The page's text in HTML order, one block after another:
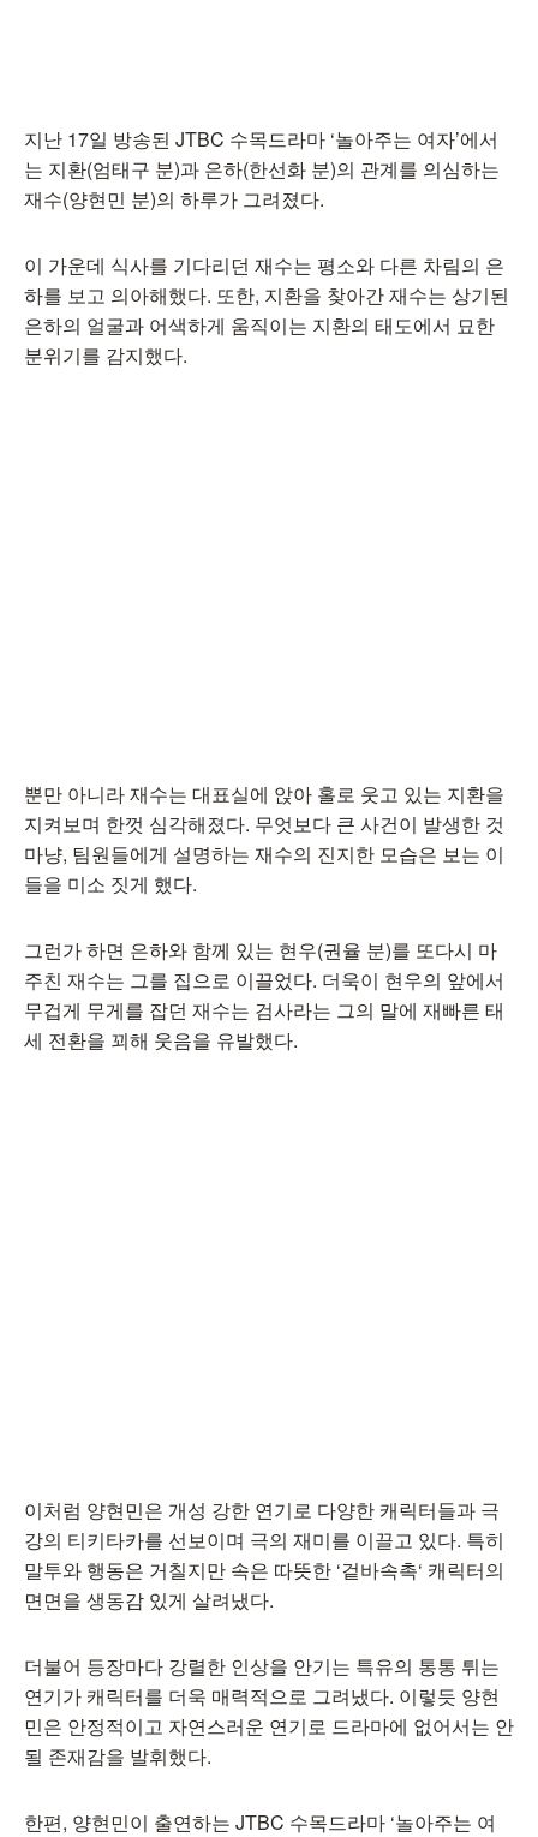
지난 17일 방송된 JTBC 수목드라마 ‘놀아주는 여자’에서
는 지환(엄태구 분)과 은하(한선화 분)의 관계를 의심하는
재수(양현민 분)의 하루가 그려졌다.
이 가운데 식사를 기다리던 재수는 평소와 다른 차림의 은
하를 보고 의아해했다. 또한, 지환을 찾아간 재수는 상기된
은하의 얼굴과 어색하게 움직이는 지환의 태도에서 묘한
분위기를 감지했다.
뿐만 아니라 재수는 대표실에 앉아 홀로 웃고 있는 지환을
지켜보며 한껏 심각해졌다. 무엇보다 큰 사건이 발생한 것
마냥, 팀원들에게 설명하는 재수의 진지한 모습은 보는 이
들을 미소 짓게 했다.
그런가 하면 은하와 함께 있는 현우(권율 분)를 또다시 마
주친 재수는 그를 집으로 이끌었다. 더욱이 현우의 앞에서
무겁게 무게를 잡던 재수는 검사라는 그의 말에 재빠른 태
세 전환을 꾀해 웃음을 유발했다.
이처럼 양현민은 개성 강한 연기로 다양한 캐릭터들과 극
강의 티키타카를 선보이며 극의 재미를 이끌고 있다. 특히
말투와 행동은 거칠지만 속은 따뜻한 ‘겉바속촉‘ 캐릭터의
면면을 생동감 있게 살려냈다.
더불어 등장마다 강렬한 인상을 안기는 특유의 통통 튀는
연기가 캐릭터를 더욱 매력적으로 그려냈다. 이렇듯 양현
민은 안정적이고 자연스러운 연기로 드라마에 없어서는 안
될 존재감을 발휘했다.
한편, 양현민이 출연하는 JTBC 수목드라마 ‘놀아주는 여